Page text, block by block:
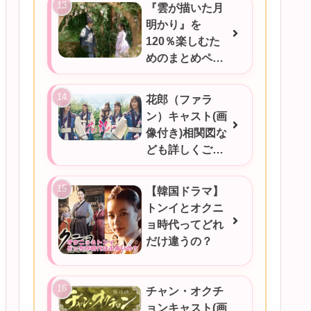
『雲が描いた月
明かり』を
120％楽しむた
めのまとめペー
ジ
花郎（ファラ
ン）キャスト(画
像付き)相関図な
ども詳しくご紹
介★
【韓国ドラマ】
トンイとオクニ
ョ時代ってどれ
だけ違うの？
チャン・オクチ
ョンキャスト(画